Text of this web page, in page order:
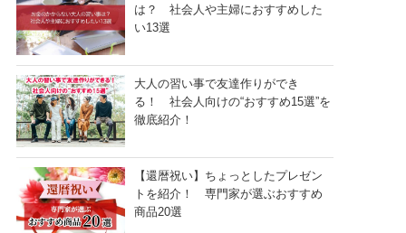
は？ 社会人や主婦におすすめした
い13選
大人の習い事で友達作りができ
る！ 社会人向けの“おすすめ15選”を
徹底紹介！
【還暦祝い】ちょっとしたプレゼン
トを紹介！ 専門家が選ぶおすすめ
商品20選